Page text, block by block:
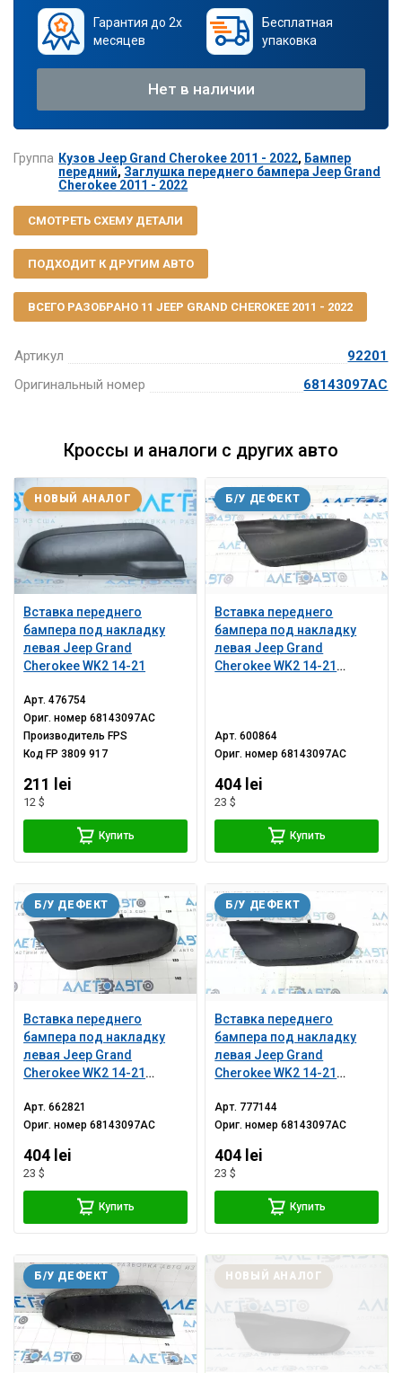
Артикул
92201
Оригинальный номер
68143097AC
Гарантия до 2х
месяцев
Бесплатная
упаковка
Нет в наличии
Группа Кузов Jeep Grand Cherokee 2011 - 2022, Бампер
передний, Заглушка переднего бампера Jeep Grand
Cherokee 2011 - 2022
СМОТРЕТЬ СХЕМУ ДЕТАЛИ
ПОДХОДИТ К ДРУГИМ АВТО
ВСЕГО РАЗОБРАНО 11 JEEP GRAND CHEROKEE 2011 - 2022
Кроссы и аналоги с других авто
Вставка переднего
бампера под накладку
левая Jeep Grand
Cherokee WK2 14-21
НОВЫЙ АНАЛОГ
Арт.476754
Ориг. номер68143097AC
Производитель FPS
Код FP 3809 917
211 lei
12 $
Купить
Вставка переднего
бампера под накладку
левая Jeep Grand
Cherokee WK2 14-21
Б/У ДЕФЕКТ
Арт.600864
Ориг. номер68143097AC
404 lei
23 $
Купить
Вставка переднего
бампера под накладку
левая Jeep Grand
Cherokee WK2 14-21
Б/У ДЕФЕКТ
Арт.662821
Ориг. номер68143097AC
404 lei
23 $
Купить
Вставка переднего
бампера под накладку
левая Jeep Grand
Cherokee WK2 14-21
Б/У ДЕФЕКТ
Арт. 777144
Ориг. номер68143097AC
404 lei
23 $
Купить
Б/У ДЕФЕКТ НОВЫЙ АНАЛОГ